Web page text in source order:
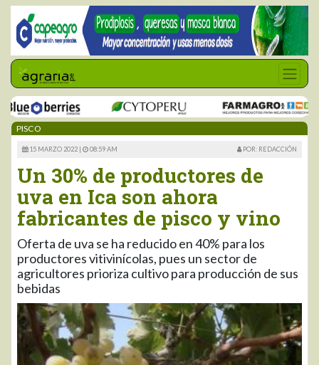
PISCO
15 MARZO 2022 | 08:59 AM POR: REDACCIÓN
Un 30% de productores de
uva en Ica son ahora
fabricantes de pisco y vino
Oferta de uva se ha reducido en 40% para los
productores vitivinícolas, pues un sector de
agricultores prioriza cultivo para producción de sus
bebidas